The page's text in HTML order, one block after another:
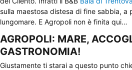
sulla maestosa distesa di fine sabbia, a
lungomare. E Agropoli non è finita qui…
AGROPOLI: MARE,
GASTRONOMIA!
Giustamente ti starai a questo punto